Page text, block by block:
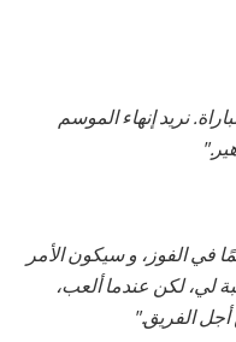
نريد إنهاء الموسم
في الفوز، و سيكون الأمر
لي، لكن عندما ألعب،
الفريق."